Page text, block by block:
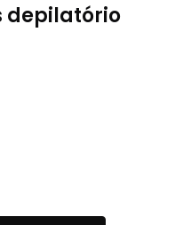
depilatório